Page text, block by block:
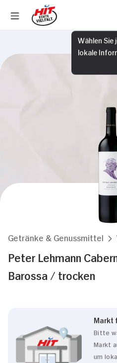
Wählen
lokale
Getränke & Genussmittel
Peter Lehmann
Barossa / trocken
Markt
Bitte
Markt
um